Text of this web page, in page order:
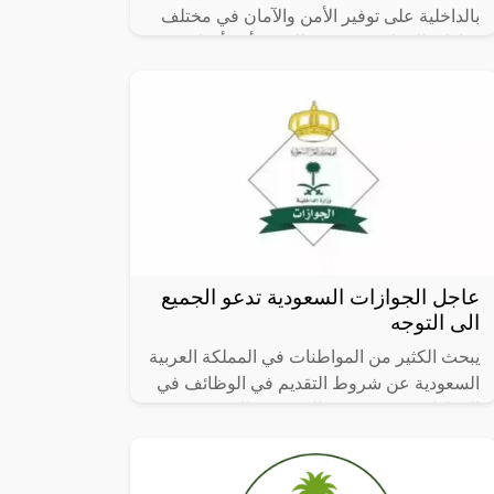
بالداخلية على توفير الأمن والآمان في مختلف
عاجل الجوازات السعودية تدعو الجميع
الى التوجه
يبحث الكثير من المواطنات في المملكة العربية
السعودية عن شروط التقديم في الوظائف في